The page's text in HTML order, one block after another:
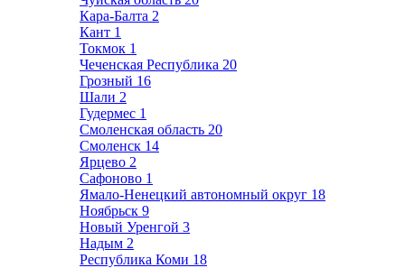
Кара-Балта 2
Кант 1
Токмок 1
Чеченская Республика 20
Грозный 16
Шали 2
Гудермес 1
Смоленская область 20
Смоленск 14
Ярцево 2
Сафоново 1
Ямало-Ненецкий автономный округ 18
Ноябрьск 9
Новый Уренгой 3
Надым 2
Республика Коми 18